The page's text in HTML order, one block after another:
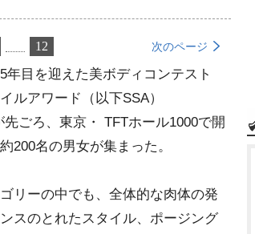
12 次のページ
目を迎えた美ボディコンテスト
ルアワード（以下SSA）
先ごろ、東京・ TFTホール1000で開
200名の男女が集まった。
リーの中でも、全体的な肉体の発
スのとれたスタイル、ポージング